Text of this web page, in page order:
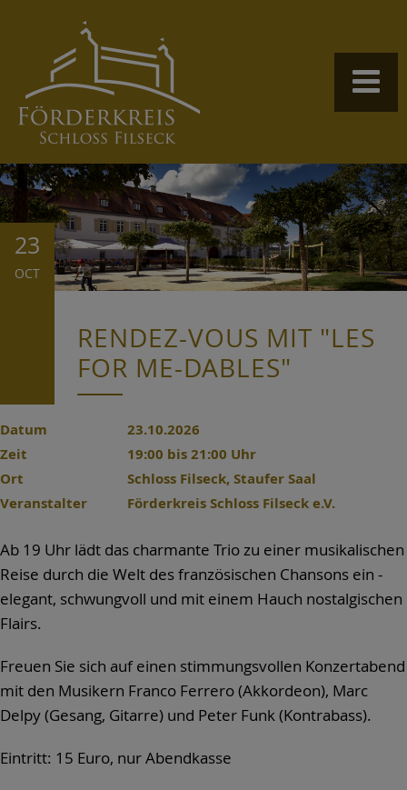
23
OCT
RENDEZ-VOUS MIT "LES
FOR ME-DABLES"
Datum
23.10.2026
Zeit
19:00 bis 21:00 Uhr
Ort
Schloss Filseck, Staufer Saal
Veranstalter
Förderkreis Schloss Filseck e.V.
Ab 19 Uhr lädt das charmante Trio zu einer musikalischen
Reise durch die Welt des französischen Chansons ein -
elegant, schwungvoll und mit einem Hauch nostalgischen
Flairs.
Freuen Sie sich auf einen stimmungsvollen Konzertabend
mit den Musikern Franco Ferrero (Akkordeon), Marc
Delpy (Gesang, Gitarre) und Peter Funk (Kontrabass).
Eintritt: 15 Euro, nur Abendkasse